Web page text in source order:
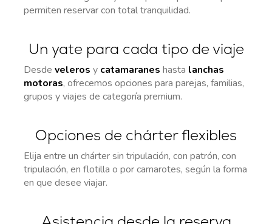
permiten reservar con total tranquilidad.
Un yate para cada tipo de viaje
Desde veleros y catamaranes hasta lanchas
motoras, ofrecemos opciones para parejas, familias,
grupos y viajes de categoría premium.
Opciones de chárter flexibles
Elija entre un chárter sin tripulación, con patrón, con
tripulación, en flotilla o por camarotes, según la forma
en que desee viajar.